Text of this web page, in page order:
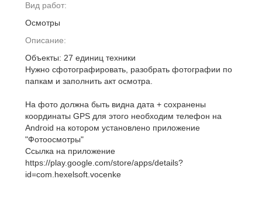
Вид работ:
Осмотры
Описание:
Объекты: 27 единиц техники
Нужно сфотографировать, разобрать фотографии по
папкам и заполнить акт осмотра.
На фото должна быть видна дата + сохранены
координаты GPS для этого необходим телефон на
Android на котором установлено приложение
"Фотоосмотры"
Ссылка на приложение
https://play.google.com/store/apps/details?
id=com.hexelsoft.vocenke